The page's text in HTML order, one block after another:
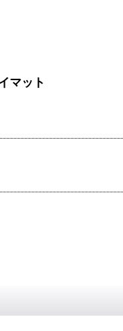
マット